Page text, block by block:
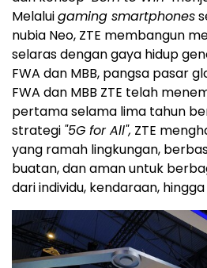
Melaluigaming smartphones
nubia Neo, ZTE membangun
selaras dengan gaya hidup
FWA dan MBB, pangsa pasar
FWA dan MBB ZTE telah
pertama selama lima tahun
strategi "5G for All", ZTE
yang ramah lingkungan,
buatan, dan aman untuk
dari individu, kendaraan,